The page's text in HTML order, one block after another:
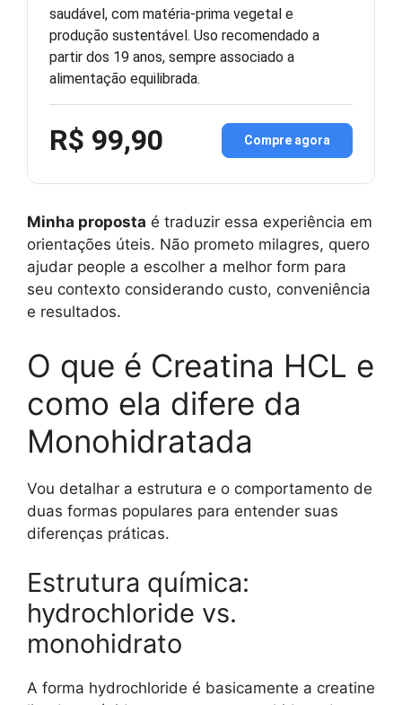
saudável, com matéria-prima vegetal e
produção sustentável. Uso recomendado a
partir dos 19 anos, sempre associado a
alimentação equilibrada.
R$ 99,90 Compre agora
Minha proposta é traduzir essa experiência em
orientações úteis. Não prometo milagres, quero
ajudar people a escolher a melhor form para
seu contexto considerando custo, conveniência
e resultados.
O que é Creatina HCL e
como ela difere da
Monohidratada
Vou detalhar a estrutura e o comportamento de
duas formas populares para entender suas
diferenças práticas.
Estrutura química:
hydrochloride vs.
monohidrato
A forma hydrochloride é basicamente a creatine